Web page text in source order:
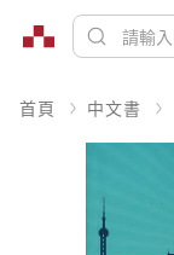
首頁 中文書